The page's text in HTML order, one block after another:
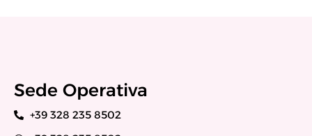
Sede Operativa
+39 328 235 8502